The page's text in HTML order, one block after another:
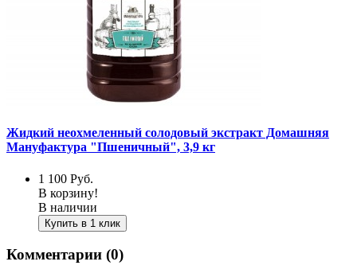
Жидкий неохмеленный солодовый экстракт Домашняя
Мануфактура "Пшеничный", 3,9 кг
1 100 Руб.
В корзину!
В наличии
Купить в 1 клик
Комментарии (0)